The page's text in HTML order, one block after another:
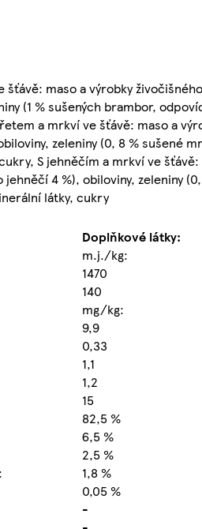
šťávě: maso a výrobky
(1 % sušených brambor,
a mrkví ve šťávě: maso a
zeleniny (0, 8 % sušené
S jehněčím a mrkví ve šťávě:
4 %), obiloviny, zeleniny
látky, cukry
Doplňkové látky:
m.j./kg:
1470
140
mg/kg:
9,9
0,33
1,1
1,2
15
82,5 %
6,5 %
2,5 %
1,8 %
0,05 %
-